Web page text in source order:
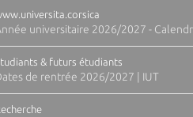
universitaire 2026/2027 -
& futurs étudiants
de rentrée 2026/2027 | IUT